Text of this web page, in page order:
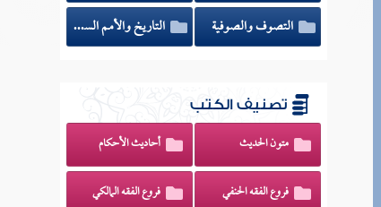
التصوف والصوفية
التاريخ والأمم السابقة
تصنيف الكتب
متون الحديث أحاديث الأحكام
فروع الفقه الحنفي فروع الفقه المالكي